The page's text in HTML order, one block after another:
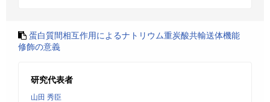
蛋白質間相互作用によるナトリウム重炭酸共輸送体機能
修飾の意義
研究代表者
山田 秀臣